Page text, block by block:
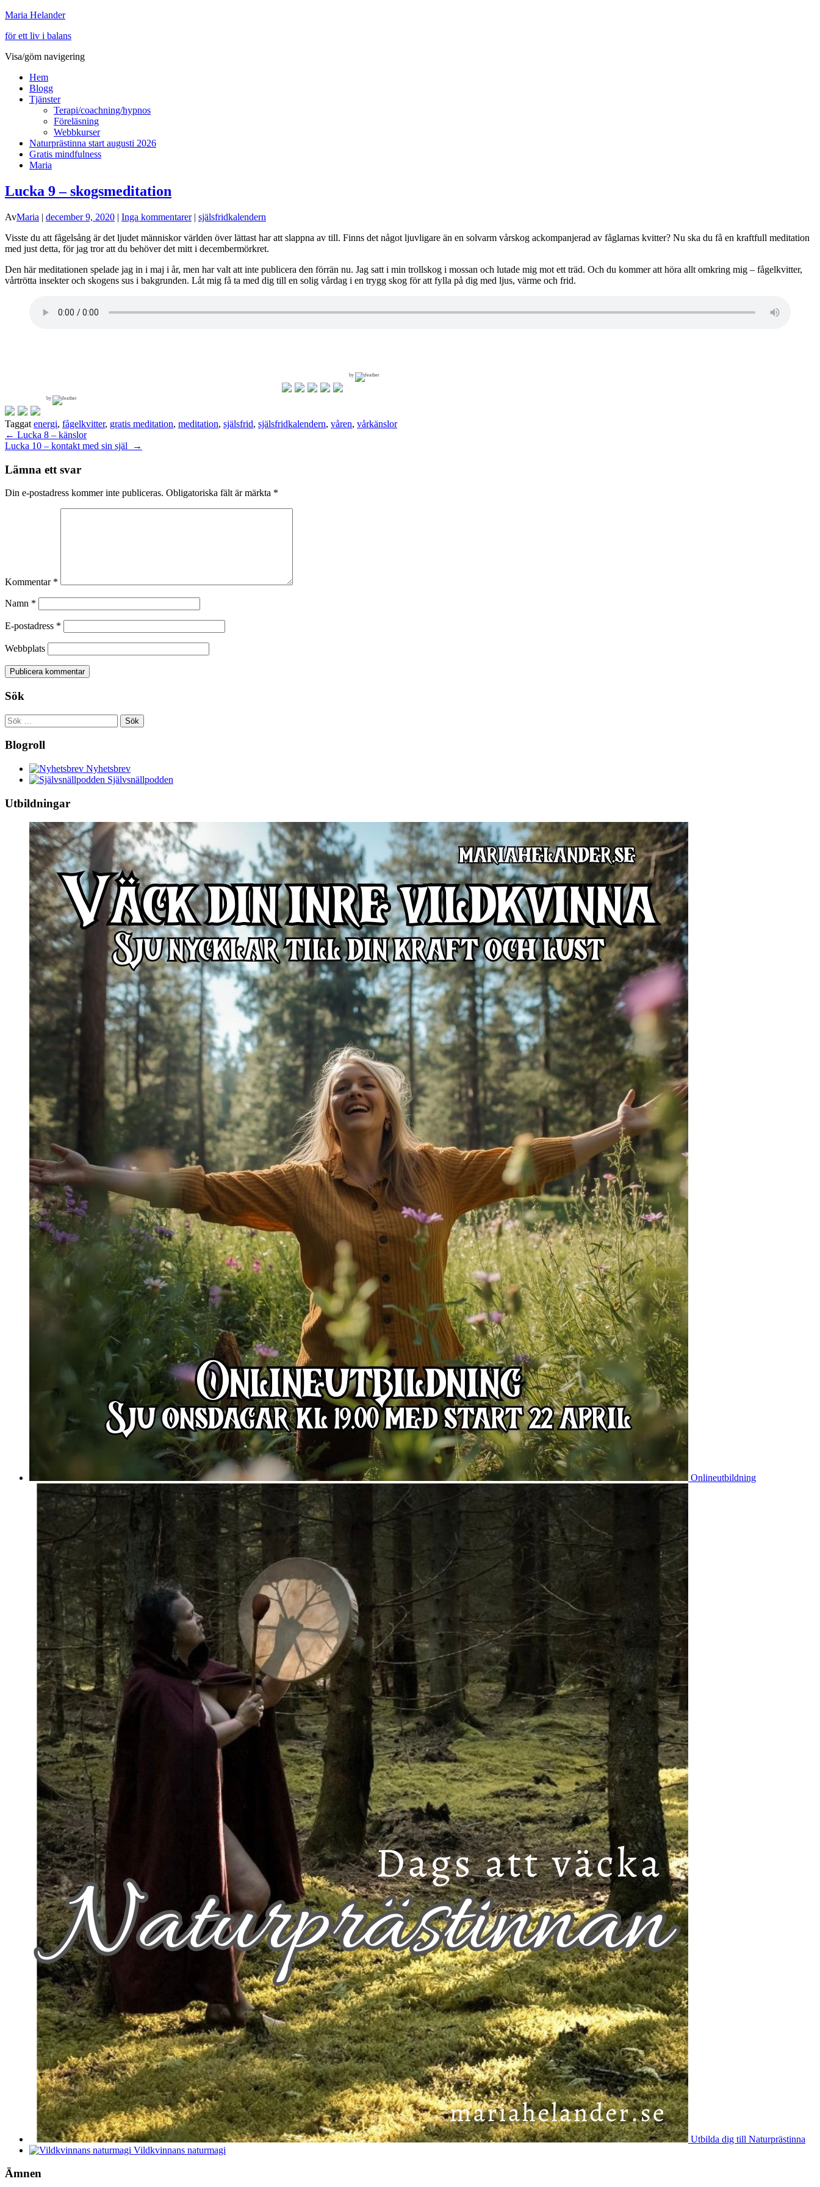
Maria Helander
för ett liv i balans
Visa/göm navigering
Hem
Blogg
Tjänster
Terapi/coachning/hypnos
Föreläsning
Webbkurser
Naturprästinna start augusti 2026
Gratis mindfulness
Maria
Lucka 9 – skogsmeditation
AvMaria | december 9, 2020 | Inga kommentarer| själsfridkalendern
Visste du att fågelsång är det ljudet människor världen över lättast har att slappna av till. Finns det något ljuvligare än en solvarm vårskog ackompanjerad av fåglarnas kvitter? Nu ska du få en kraftfull meditation
med just detta, för jag tror att du behöver det mitt i decembermörkret.
Den här meditationen spelade jag in i maj i år, men har valt att inte publicera den förrän nu. Jag satt i min trollskog i mossan och lutade mig mot ett träd. Och du kommer att höra allt omkring mig – fågelkvitter,
vårtrötta insekter och skogens sus i bakgrunden. Låt mig få ta med dig till en solig vårdag i en trygg skog för att fylla på dig med ljus, värme och frid.
by
by
Taggat energi, fågelkvitter, gratis meditation, meditation, själsfrid, själsfridkalendern, våren, vårkänslor
Inläggsnavigering
← Lucka 8 – känslor
Lucka 10 – kontakt med sin själ
→
Lämna ett svar
Din e-postadress kommer inte publiceras. Obligatoriska fält är märkta *
Kommentar *
Namn *
E-postadress *
Webbplats
Sök
Sök
efter:
Blogroll
Nyhetsbrev
Självsnällpodden
Utbildningar
Onlineutbildning
Utbilda dig till Naturprästinna
Vildkvinnans naturmagi
Ämnen